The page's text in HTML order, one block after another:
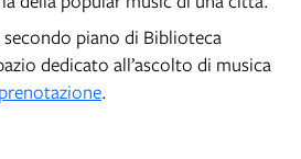
secondo piano di Biblioteca
dedicato all’ascolto di musica
prenotazione.